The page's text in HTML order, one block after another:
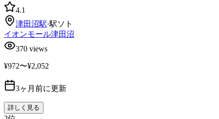
4.1
津田沼駅·駅ソト
イオンモール津田沼
370 views
¥972〜¥2,052
3ヶ月前に更新
詳しく見る